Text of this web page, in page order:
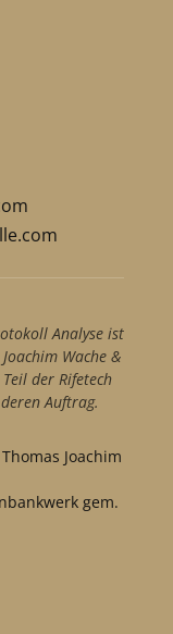
Analyse ist
Wache &
der Rifetech
Auftrag.
Joachim
gem.